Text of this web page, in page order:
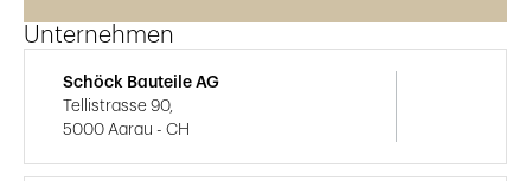
Unternehmen
Schöck Bauteile AG
Tellistrasse 90,
5000 Aarau - CH